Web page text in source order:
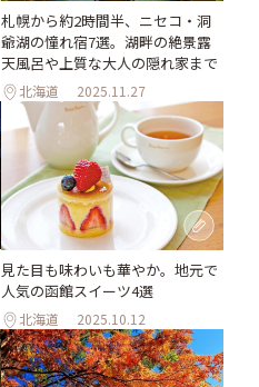
札幌から約2時間半、ニセコ・洞
爺湖の憧れ宿7選。湖畔の絶景露
天風呂や上質な大人の隠れ家まで
北海道 2025.11.27
見た目も味わいも華やか。地元で
人気の函館スイーツ4選
北海道 2025.10.12